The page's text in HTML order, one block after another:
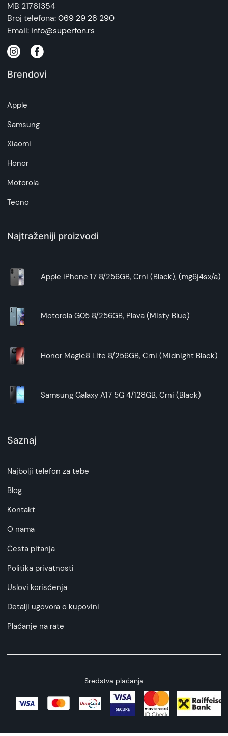
Prava potrošača:
Zagarantovana sva prava kupaca po osnovu
na daljinu, uslove reklamacije i povrata pročitajte
artikala budu što tačnije i detaljnije ali ne može
da garantuje da su svi podaci apsolutno ispravni.
MB 21761354
Broj telefona:069 29 28 290
Email: info@superfon.rs
Brendovi
Apple
Samsung
Xiaomi
Honor
Motorola
Tecno
Najtraženiji proizvodi
Apple iPhone 17 8/256GB, Crni (Black), (mg6j4sx/a)
Motorola G05 8/256GB, Plava (Misty Blue)
Honor Magic8 Lite 8/256GB, Crni (Midnight Black)
Samsung Galaxy A17 5G 4/128GB, Crni (Black)
Saznaj
Najbolji telefon za tebe
Blog
Kontakt
O nama
Česta pitanja
Politika privatnosti
Uslovi korisćenja
Detalji ugovora o kupovini
Plaćanje na rate
Sredstva plaćanja